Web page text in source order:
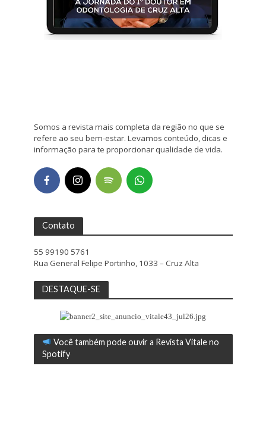
Somos a revista mais completa da região no que se
refere ao seu bem-estar. Levamos conteúdo, dicas e
informação para te proporcionar qualidade de vida.
Contato
55 99190 5761
Rua General Felipe Portinho, 1033 – Cruz Alta
DESTAQUE-SE
Você também pode ouvir a Revista Vitale no
Spotify